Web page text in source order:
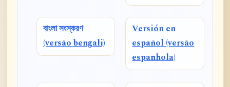
বাংলা সংস্করণ
(versão bengali)
Versión en
español (versão
espanhola)